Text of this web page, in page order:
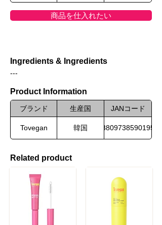
商品を仕入れたい
Ingredients & Ingredients
---
Product Information
ブランド 生産国 JANコード
Tovegan 韓国 8809738590195
Related product